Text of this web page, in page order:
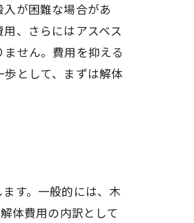
が困難な場合があ
、さらにはアスベス
せん。費用を抑える
として、まずは解体
す。一般的には、木
体費用の内訳として